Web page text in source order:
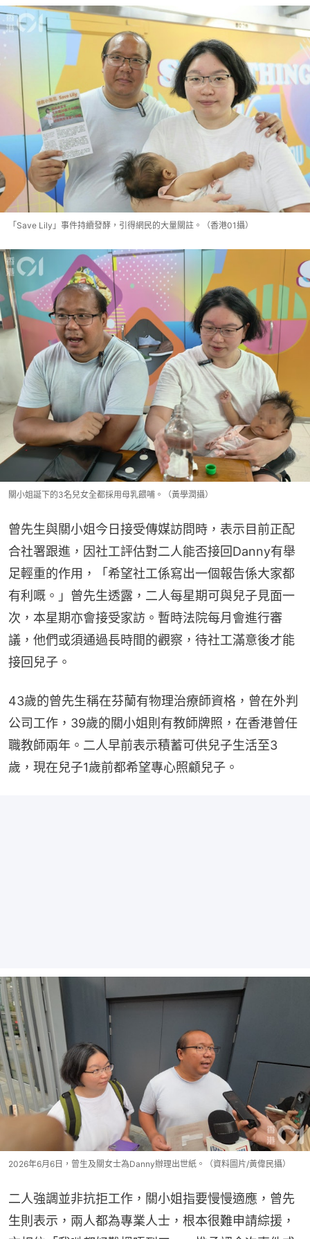
「Save Lily」事件持續發酵，引得網民的大量關註。（香港01攝）
關小姐誕下的3名兒女全都採用母乳餵哺。（黃學潤攝）
曾先生與關小姐今日接受傳媒訪問時，表示目前正配
合社署跟進，因社工評估對二人能否接回Danny有舉
足輕重的作用，「希望社工係寫出一個報告係大家都
有利嘅。」曾先生透露，二人每星期可與兒子見面一
次，本星期亦會接受家訪。暫時法院每月會進行審
議，他們或須通過長時間的觀察，待社工滿意後才能
接回兒子。
43歲的曾先生稱在芬蘭有物理治療師資格，曾在外判
公司工作，39歲的關小姐則有教師牌照，在香港曾任
職教師兩年。二人早前表示積蓄可供兒子生活至3
歲，現在兒子1歲前都希望專心照顧兒子。
2026年6月6日，曾生及關女士為Danny辦理出世紙。（資料圖片/黃偉民攝）
二人強調並非抗拒工作，關小姐指要慢慢適應，曾先
生則表示，兩人都為專業人士，根本很難申請綜援，